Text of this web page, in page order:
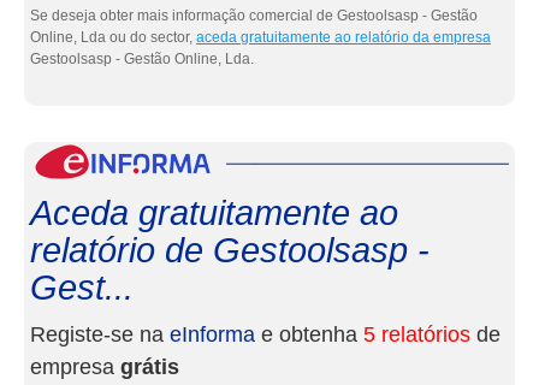
Se deseja obter mais informação comercial de Gestoolsasp - Gestão
Online, Lda ou do sector, aceda gratuitamente ao relatório da empresa
Gestoolsasp - Gestão Online, Lda.
Aceda gratuitamente ao
relatório de Gestoolsasp -
Gest...
Registe-se na eInforma e obtenha 5 relatórios de
empresa grátis